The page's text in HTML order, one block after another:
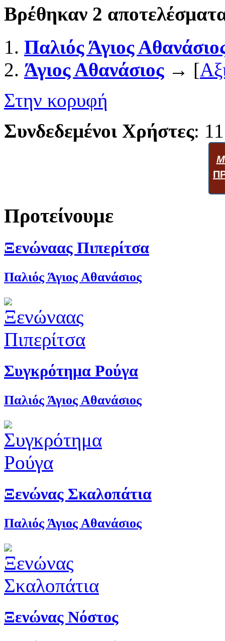
Βρέθηκαν 2
Παλιός Άγιος
Άγιος Αθανάσιος→ [
Στην κορυφή
Συνδεδεμένοι Χρήστες: 11
Προτείνουμε
Ξενώναας Πιπερίτσα
Παλιός Άγιος Αθανάσιος
Συγκρότημα Ρούγα
Παλιός Άγιος Αθανάσιος
Ξενώνας Σκαλοπάτια
Παλιός Άγιος Αθανάσιος
Ξενώνας Νόστος